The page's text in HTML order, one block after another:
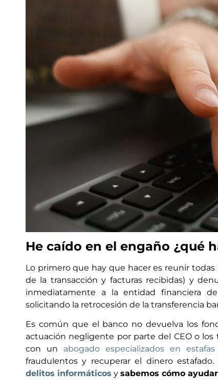
He caído en el engaño ¿qué
Lo primero que hay que hacer es reunir
de la transacción y facturas recibidas) y
inmediatamente a la entidad financiera
solicitando la retrocesión de la transferencia
Es común que el banco no devuelva los
actuación negligente por parte del CEO o los
con un abogado especializados en
fraudulentos y recuperar el dinero estafado.
delitos informáticos y sabemos cómo